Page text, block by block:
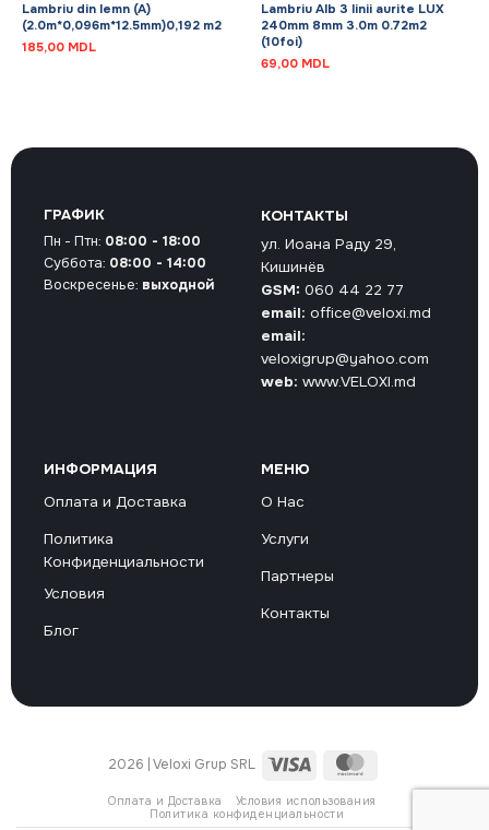
Lambriu din lemn (A)
(2.0m*0,096m*12.5mm)0,192 m2
185,00 MDL
Lambriu Alb 3 linii aurite LUX
240mm 8mm 3.0m 0.72m2
(10foi)
69,00 MDL
КОНТАКТЫ
ул. Иоана Раду 29,
Кишинёв
GSM: 060 44 22 77
email: office@veloxi.md
email:
veloxigrup@yahoo.com
web: www.VELOXI.md
ИНФОРМАЦИЯ
Оплата и Доставка
Политика
Конфиденциальности
Условия
Блог
МЕНЮ
О Нас
Услуги
Партнеры
Контакты
ГРАФИК
Пн - Птн: 08:00 - 18:00
Суббота: 08:00 - 14:00
Воскресенье: выходной
2026 | Veloxi Grup SRL Visa
Оплата и Доставка
Условия использования
Политика конфиденциальности